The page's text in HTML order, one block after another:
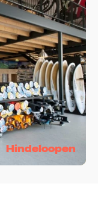
Hindeloopen